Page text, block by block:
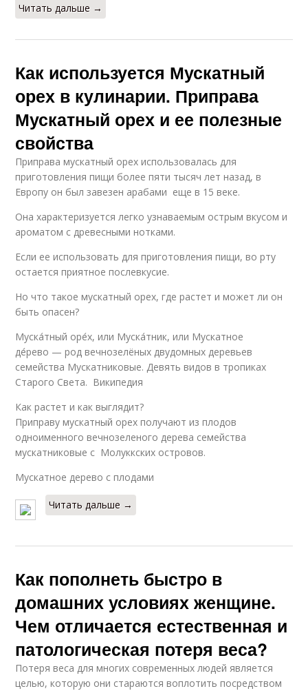
Читать дальше →
Как используется Мускатный
орех в кулинарии. Приправа
Мускатный орех и ее полезные
свойства
Приправа мускатный орех использовалась для
приготовления пищи более пяти тысяч лет назад, в
Европу он был завезен арабами еще в 15 веке.
Она характеризуется легко узнаваемым острым вкусом и
ароматом с древесными нотками.
Если ее использовать для приготовления пищи, во рту
остается приятное послевкусие.
Но что такое мускатный орех, где растет и может ли он
быть опасен?
Муска́тный оре́х, или Муска́тник, или Мускатное
де́рево — род вечнозелёных двудомных деревьев
семейства Мускатниковые. Девять видов в тропиках
Старого Света. Википедия
Как растет и как выглядит?
Приправу мускатный орех получают из плодов
одноименного вечнозеленого дерева семейства
мускатниковые с Молуккских островов.
Мускатное дерево с плодами
Читать дальше →
Как пополнеть быстро в
домашних условиях женщине.
Чем отличается естественная и
патологическая потеря веса?
Потеря веса для многих современных людей является
целью, которую они стараются воплотить посредством